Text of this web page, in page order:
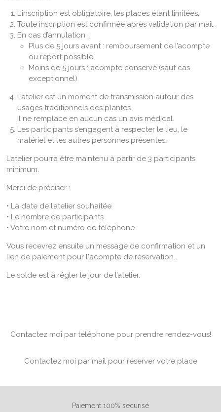
L’inscription est obligatoire, les places étant limitées.
Toute inscription est confirmée après validation par mail.
En cas d’annulation :
Plus de 5 jours avant : remboursement de l’acompte
ou report possible
Moins de 5 jours : acompte conservé (sauf cas
exceptionnel)
L’atelier est un moment de transmission autour des
usages traditionnels des plantes.
Il ne remplace en aucun cas un avis médical.
Les participants s’engagent à respecter le lieu, le
matériel et les autres personnes présentes.
L’atelier pourra être maintenu à partir de 3 participants
minimum.
Merci de préciser :
• La date de l’atelier souhaitée
• Le nombre de participants
• Votre nom et numéro de téléphone
Vous recevrez ensuite un message de confirmation et un
lien de paiement pour l'acompte de réservation.
Le solde est à régler le jour de l’atelier.
Contactez moi par téléphone pour prendre rendez-vous!
Contactez moi par mail pour réserver votre place
Paiement 100% sécurisé